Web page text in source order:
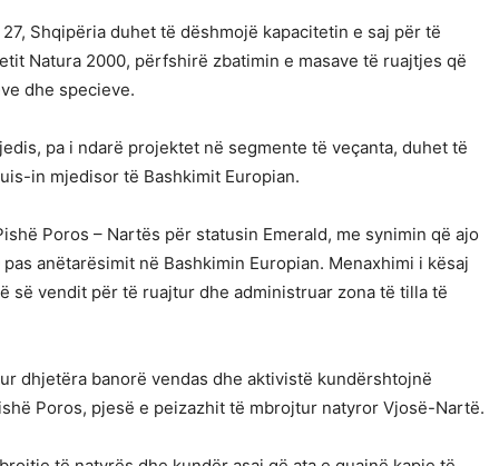
Shqipëria duhet të dëshmojë kapacitetin e saj për të
Natura 2000, përfshirë zbatimin e masave të ruajtjes që
dhe specieve.
pa i ndarë projektet në segmente të veçanta, duhet të
in mjedisor të Bashkimit Europian.
Poros – Nartës për statusin Emerald, me synimin që ajo
anëtarësimit në Bashkimin Europian. Menaxhimi i kësaj
së vendit për të ruajtur dhe administruar zona të tilla të
dhjetëra banorë vendas dhe aktivistë kundërshtojnë
Poros, pjesë e peizazhit të mbrojtur natyror Vjosë-Nartë.